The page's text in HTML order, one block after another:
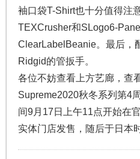
袖口袋T-Shirt也十分值得注
TEXCrusher和SLogo6-
ClearLabelBeanie。最后，
Ridgid的管扳手。
各位不妨查看上方艺廊，查
Supreme2020秋冬系列第4
间9月17日上午11点开始在
实体门店发售，随后于日本